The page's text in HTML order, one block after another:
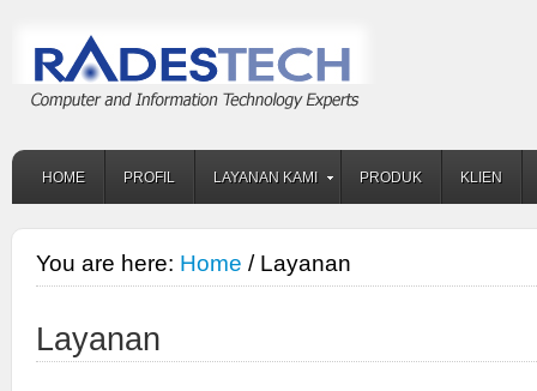
HOME PROFIL LAYANAN KAMI PRODUK KLIEN
You are here: Home / Layanan
Layanan